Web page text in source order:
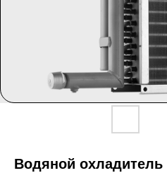
Водяной охладитель